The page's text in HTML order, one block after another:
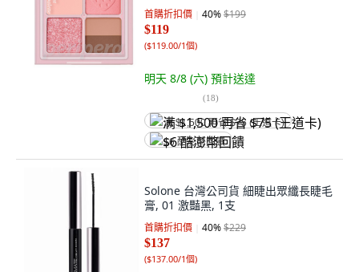
首購折扣價 40%$199
$119
($119.00/1個)
明天 8/8 (六) 預計送達
(18)
满 $1,500 再省 $75 (王道卡)
$6 酷澎幣回饋
Solone 台灣公司貨 細睫出眾纖長睫毛
膏, 01 激豔黑, 1支
首購折扣價 40%$229
$137
($137.00/1個)